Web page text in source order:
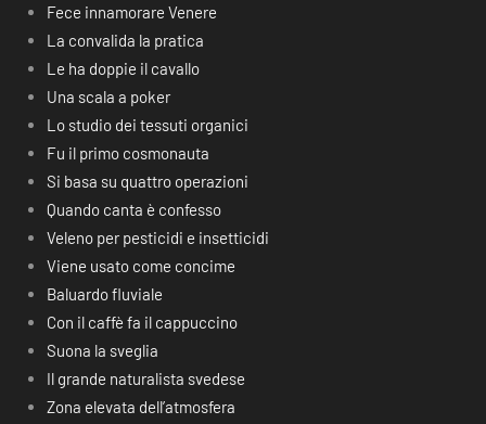
Fece innamorare Venere
La convalida la pratica
Le ha doppie il cavallo
Una scala a poker
Lo studio dei tessuti organici
Fu il primo cosmonauta
Si basa su quattro operazioni
Quando canta è confesso
Veleno per pesticidi e insetticidi
Viene usato come concime
Baluardo fluviale
Con il caffè fa il cappuccino
Suona la sveglia
Il grande naturalista svedese
Zona elevata dell’atmosfera